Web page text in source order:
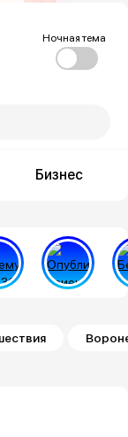
Ночная тема
Бизнес